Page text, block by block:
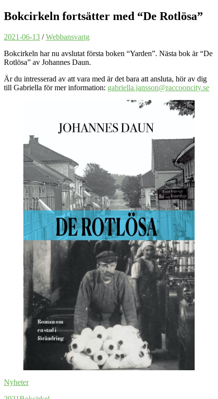
Bokcirkeln fortsätter med “De Rotlösa”
2021-06-13 /Webbansvarig
Bokcirkeln har nu avslutat första boken “Yarden”. Nästa bok är “De
Rotlösa” av Johannes Daun.
Är du intresserad av att vara med är det bara att ansluta, hör av dig
till Gabriella för mer information: gabriella.jansson@raccooncity.se
Nyheter